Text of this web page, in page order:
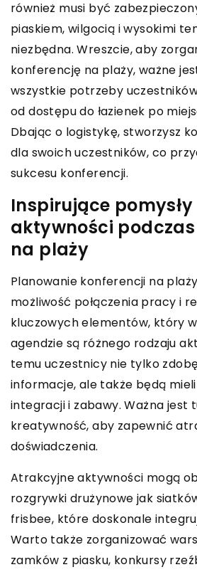
również musi być
piaskiem, wilgocią i wysokimi
niezbędna. Wreszcie, aby
konferencję na plaży, ważne
wszystkie potrzeby
od dostępu do łazienek po
Dbając o logistykę, stworzysz
dla swoich uczestników, co
sukcesu konferencji.
Inspirujące pomysły
aktywności
na plaży
Planowanie konferencji na
możliwość połączenia pracy i
kluczowych elementów, który
agendzie są różnego rodzaju
temu uczestnicy nie tylko
informacje, ale także będą
integracji i zabawy. Ważna jest
kreatywność, aby zapewnić
doświadczenia.
Atrakcyjne aktywności mogą
rozgrywki drużynowe jak
frisbee, które doskonale
Warto także zorganizować
zamków z piasku, konkursy